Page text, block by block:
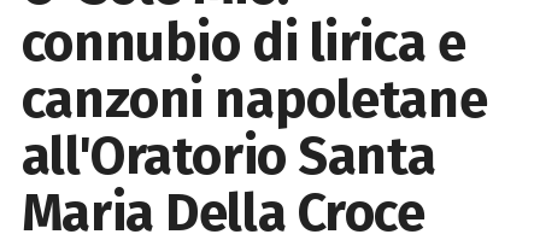
connubio di lirica e
canzoni napoletane
all'Oratorio Santa
Maria Della Croce